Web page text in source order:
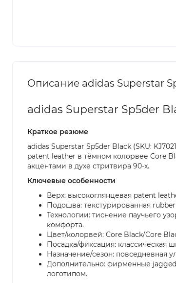
Описание adidas Superstar
adidas Superstar Sp5der
Краткое резюме
adidas Superstar Sp5der Black (SKU:
patent leather в тёмном колорвее Core
акцентами в духе стритвира 90-х.
Ключевые особенности
Верх: высокоглянцевая patent
Подошва: текстурированная
Технологии: тиснение паучьего
комфорта.
Цвет/колорвей: Core Black/Core
Посадка/фиксация: классическая
Назначение/сезон: повседневная
Дополнительно: фирменные jagged
логотипом.